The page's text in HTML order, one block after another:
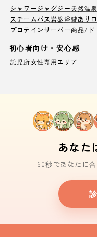
シャワージャグジー天然温泉
スチームバス岩盤浴鍵あり
プロテインサーバー商品/ド
初心者向け・安心感
託児所女性専用エリア
あなた
60秒であなたに